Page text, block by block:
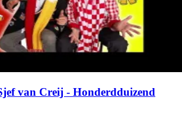
van Creij - Honderdduizend